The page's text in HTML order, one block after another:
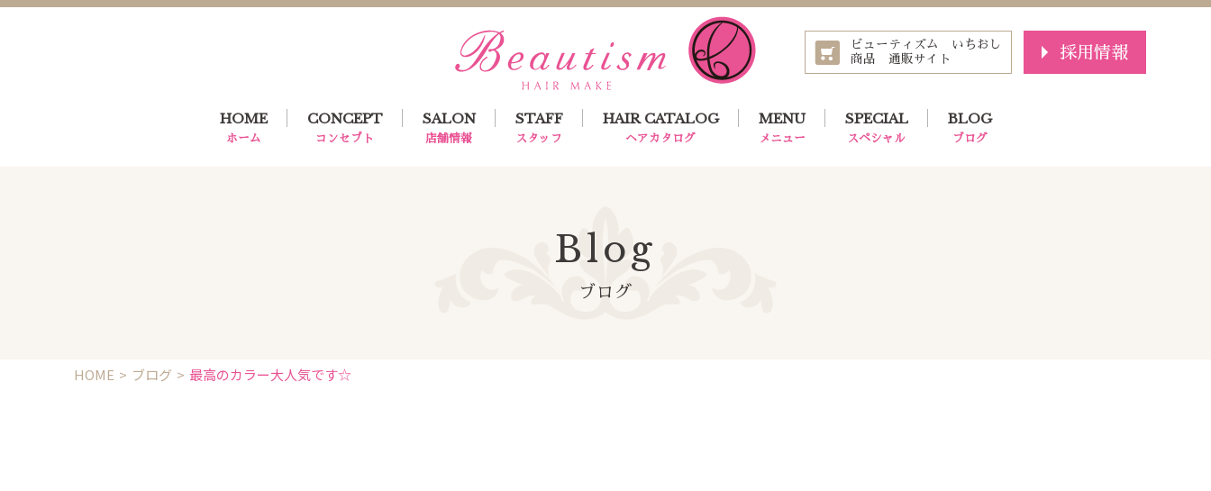
ビューティズム いちおし
商品 通販サイト
採用情報
HOME
ホーム
CONCEPT
コンセプト
SALON
店舗情報
STAFF
スタッフ
HAIR CATALOG
ヘアカタログ
MENU
メニュー
SPECIAL
スペシャル
BLOG
ブログ
Blog
ブログ
HOME ブログ 最高のカラー大人気です☆